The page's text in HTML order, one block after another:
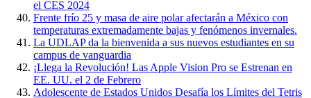
el CES 2024
Frente frío 25 y masa de aire polar afectarán a México con
temperaturas extremadamente bajas y fenómenos invernales.
La UDLAP da la bienvenida a sus nuevos estudiantes en su
campus de vanguardia
¡Llega la Revolución! Las Apple Vision Pro se Estrenan en
EE. UU. el 2 de Febrero
Adolescente de Estados Unidos Desafía los Límites del Tetris